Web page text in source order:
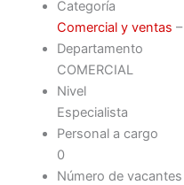
Categoría
Comercial y ventas –
Departamento
COMERCIAL
Nivel
Especialista
Personal a cargo
0
Número de vacantes